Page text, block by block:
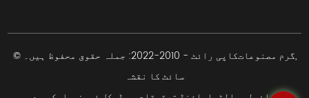
© کاپی رائٹ - 2010-2022: جملہ حقوق محفوظ ہیں۔گرم مصنوعات,
سائٹ کا نقشہ